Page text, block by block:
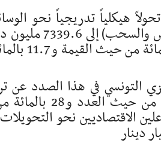
هيكلياً تدريجياً نحو
بذلك
التونسي في هذا الصدد عن
الاقتصاديين نحو